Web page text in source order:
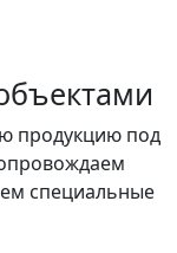
продукцию под
специальные